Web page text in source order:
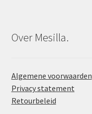
Over Mesilla.
Algemene voorwaarden
Privacy statement
Retourbeleid